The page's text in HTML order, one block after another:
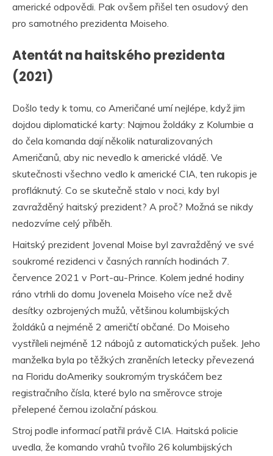
americké odpovědi. Pak ovšem přišel ten osudový den
pro samotného prezidenta Moiseho.
Atentát na haitského prezidenta
(2021)
Došlo tedy k tomu, co Američané umí nejlépe, když jim
dojdou diplomatické karty: Najmou žoldáky z Kolumbie a
do čela komanda dají několik naturalizovaných
Američanů, aby nic nevedlo k americké vládě. Ve
skutečnosti všechno vedlo k americké CIA, ten rukopis je
profláknutý. Co se skutečně stalo v noci, kdy byl
zavražděný haitský prezident? A proč? Možná se nikdy
nedozvíme celý příběh.
Haitský prezident Jovenal Moise byl zavražděný ve své
soukromé rezidenci v časných ranních hodinách 7.
července 2021 v Port-au-Prince. Kolem jedné hodiny
ráno vtrhli do domu Jovenela Moiseho více než dvě
desítky ozbrojených mužů, většinou kolumbijských
žoldáků a nejméně 2 američtí občané. Do Moiseho
vystříleli nejméně 12 nábojů z automatických pušek. Jeho
manželka byla po těžkých zraněních letecky převezená
na Floridu doAmeriky soukromým tryskáčem bez
registračního čísla, které bylo na směrovce stroje
přelepené černou izolační páskou.
Stroj podle informací patřil právě CIA. Haitská policie
uvedla, že komando vrahů tvořilo 26 kolumbijských